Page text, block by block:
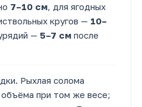
7–10 см, для ягодных
кругов — 10–
— 5–7 см после
Рыхлая солома
при том же весе;